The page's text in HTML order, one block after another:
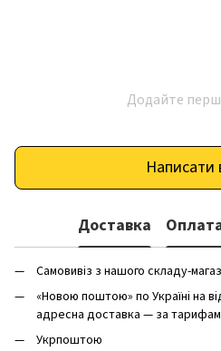
Додайте
Написати
Доставка
Самовивіз з нашого складу-
«Новою поштою» по Україні на
адресна доставка — за
Укрпоштою